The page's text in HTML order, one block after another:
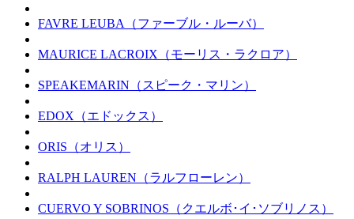
FAVRE LEUBA（ファーブル・ルーバ）
MAURICE LACROIX（モーリス・ラクロア）
SPEAKEMARIN（スピーク・マリン）
EDOX（エドックス）
ORIS（オリス）
RALPH LAUREN（ラルフローレン）
CUERVO Y SOBRINOS（クエルボ･イ･ソブリノス）